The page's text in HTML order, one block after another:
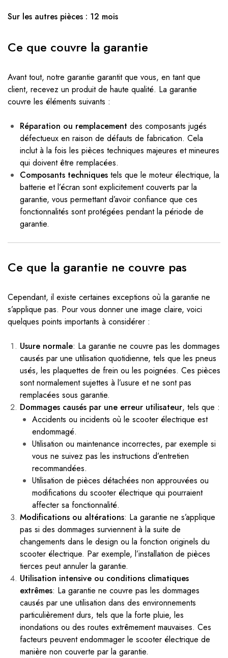
Sur les autres pièces : 12 mois
Ce que couvre la garantie
Avant tout, notre garantie garantit que vous, en tant que
client, recevez un produit de haute qualité. La garantie
couvre les éléments suivants :
Réparation ou remplacement des composants jugés
défectueux en raison de défauts de fabrication. Cela
inclut à la fois les pièces techniques majeures et mineures
qui doivent être remplacées.
Composants techniques tels que le moteur électrique, la
batterie et l’écran sont explicitement couverts par la
garantie, vous permettant d’avoir confiance que ces
fonctionnalités sont protégées pendant la période de
garantie.
Ce que la garantie ne couvre pas
Cependant, il existe certaines exceptions où la garantie ne
s’applique pas. Pour vous donner une image claire, voici
quelques points importants à considérer :
Usure normale: La garantie ne couvre pas les dommages
causés par une utilisation quotidienne, tels que les pneus
usés, les plaquettes de frein ou les poignées. Ces pièces
sont normalement sujettes à l’usure et ne sont pas
remplacées sous garantie.
Dommages causés par une erreur utilisateur, tels que :
Accidents ou incidents où le scooter électrique est
endommagé.
Utilisation ou maintenance incorrectes, par exemple si
vous ne suivez pas les instructions d’entretien
recommandées.
Utilisation de pièces détachées non approuvées ou
modifications du scooter électrique qui pourraient
affecter sa fonctionnalité.
Modifications ou altérations: La garantie ne s’applique
pas si des dommages surviennent à la suite de
changements dans le design ou la fonction originels du
scooter électrique. Par exemple, l’installation de pièces
tierces peut annuler la garantie.
Utilisation intensive ou conditions climatiques
extrêmes: La garantie ne couvre pas les dommages
causés par une utilisation dans des environnements
particulièrement durs, tels que la forte pluie, les
inondations ou des routes extrêmement mauvaises. Ces
facteurs peuvent endommager le scooter électrique de
manière non couverte par la garantie.